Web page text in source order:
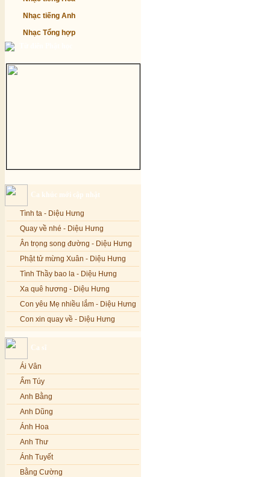
Nhạc tiếng Anh
Nhạc Tổng hợp
Ca khúc mới cập nhật
Tình ta - Diệu Hưng
Quay về nhé - Diệu Hưng
Ân trọng song đường - Diệu Hưng
Phật tử mừng Xuân - Diệu Hưng
Tình Thầy bao la - Diệu Hưng
Xa quê hương - Diệu Hưng
Con yêu Mẹ nhiều lắm - Diệu Hưng
Con xin quay về - Diệu Hưng
Nếu xa Phật - Diệu Hưng
Tình Lam - Kim Khánh & Hoàng
Vĩnh
Xin cho con niềm tin - Kim Linh
Quán Âm Mẹ hiền - Kim Linh
Nhạc niệm Nam Mô A Di Đà Phật -
Kim Linh
Mẹ Từ Bi - Kim Linh
12 Lời nguyện của Bồ tát Quán Thế
Âm - Kim Linh
Ca sĩ
Ái Vân
Ẩm Túy
Anh Bằng
Anh Dũng
Ánh Hoa
Anh Thư
Ánh Tuyết
Bằng Cường